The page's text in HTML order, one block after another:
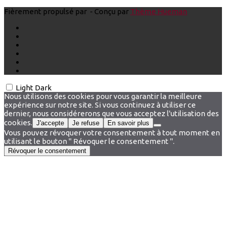
Fièrement propulsé par - Conçu par Thème Hueman
Light Dark
Nous utilisons des cookies pour vous garantir la meilleure
expérience sur notre site. Si vous continuez à utiliser ce
dernier, nous considérerons que vous acceptez l'utilisation des
cookies. J'accepte Je refuse En savoir plus
Vous pouvez révoquer votre consentement à tout moment en
utilisant le bouton " Révoquer le consentement ".
Révoquer le consentement